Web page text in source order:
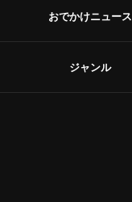
おでかけニュース
ジャンル